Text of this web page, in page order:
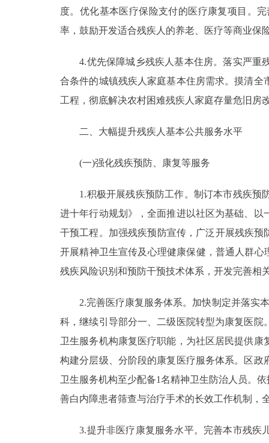
度。优化基本医疗保险支付的医疗康复项目。
率，鼓励开发适合残疾人的养老、医疗等商业保
4.优先保障城乡残疾人基本住房。落实严重残
合条件的城镇残疾人家庭基本住房需求。摸清
工程，彻底解决农村困难残疾人家庭存量危旧房
二、大幅提升残疾人基本公共服务水平
(一)强化残疾预防、康复等服务
1.积极开展残疾预防工作。制订本市残疾预
进十年行动规划》，全面推进以社区为基础、
干预工程。加强残疾预防宣传，广泛开展残疾
开展精神卫生宣传及心理健康保健，普通人群
残疾风险识别和预防干预技术体系，开发完善相
2.完善医疗康复服务体系。加快制定并落实本
科，继续引导部分一、二级医院转型为康复医
卫生服务机构康复医疗职能，为社区居民提供
构建分层级、分阶段的康复医疗服务体系。区
卫生服务机构至少配备1名精神卫生防治人员。
善白内障患者筛查与治疗手术的长效工作机制，
3.提升非医疗康复服务水平。完善本市残疾儿